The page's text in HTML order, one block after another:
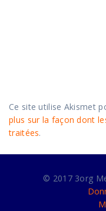
Ce site utilise Akismet
plus sur la façon dont
traitées.
© 2017 3org